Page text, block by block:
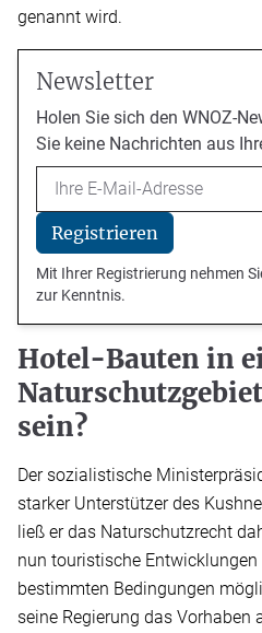
genannt wird.
Newsletter
Holen Sie sich den WNOZ-
Sie keine Nachrichten aus
Email
Registrieren
Mit Ihrer Registrierung nehmen
zur Kenntnis.
Hotel-Bauten in
sein?
Der sozialistische
starker Unterstützer des
ließ er das Naturschutzrecht
nun touristische
bestimmten Bedingungen
seine Regierung das Vorhaben